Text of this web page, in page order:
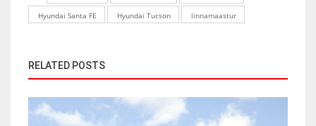
Hyundai Santa FE
Hyundai Tucson linnamaastur
RELATED POSTS